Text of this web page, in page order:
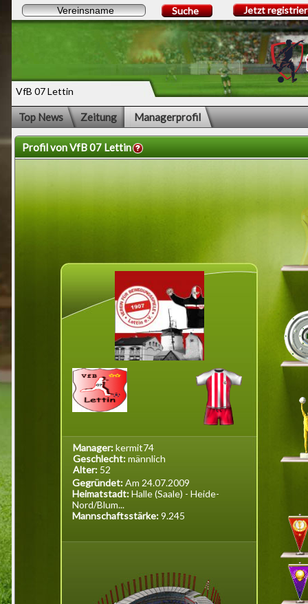
VfB 07 Lettin
Suche Jetzt
Top News Zeitung Managerprofil
Profil von VfB 07 Lettin
Manager:kermit74
Geschlecht:männlich
Alter: 52
Gegründet:Am 24.07.2009
Heimatstadt:Halle (Saale) - Heide-
Nord/Blum...
Mannschaftsstärke:9.245